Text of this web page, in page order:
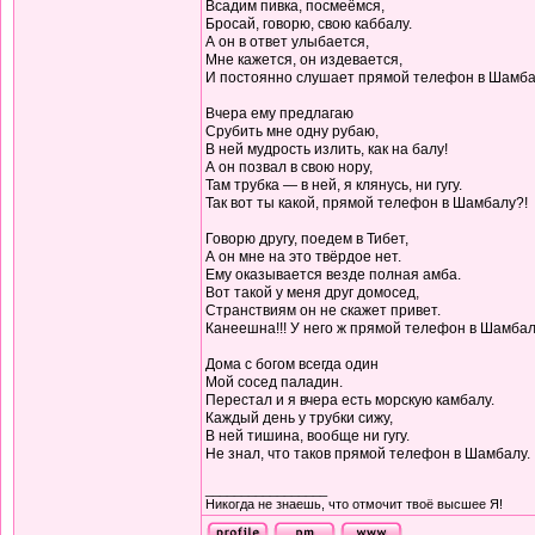
Всадим пивка, посмеёмся,
Бросай, говорю, свою каббалу.
А он в ответ улыбается,
Мне кажется, он издевается,
И постоянно слушает прямой телефон в
Вчера ему предлагаю
Срубить мне одну рубаю,
В ней мудрость излить, как на балу!
А он позвал в свою нору,
Там трубка — в ней, я клянусь, ни гугу.
Так вот ты какой, прямой телефон в Шамбалу?!
Говорю другу, поедем в Тибет,
А он мне на это твёрдое нет.
Ему оказывается везде полная амба.
Вот такой у меня друг домосед,
Странствиям он не скажет привет.
Канеешна!!! У него ж прямой телефон в
Дома с богом всегда один
Мой сосед паладин.
Перестал и я вчера есть морскую камбалу.
Каждый день у трубки сижу,
В ней тишина, вообще ни гугу.
Не знал, что таков прямой телефон в Шамбалу.
Никогда не знаешь, что отмочит твоё высшее Я!